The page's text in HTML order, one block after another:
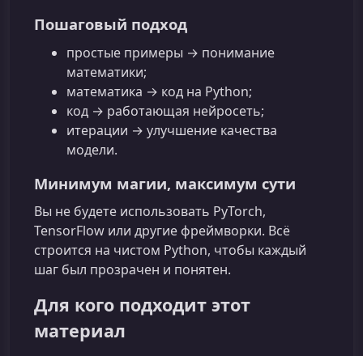
Пошаговый подход
простые примеры → понимание
математики;
математика → код на Python;
код → работающая нейросеть;
итерации → улучшение качества
модели.
Минимум магии, максимум сути
Вы не будете использовать PyTorch,
TensorFlow или другие фреймворки. Всё
строится на чистом Python, чтобы каждый
шаг был прозрачен и понятен.
Для кого подходит этот
материал